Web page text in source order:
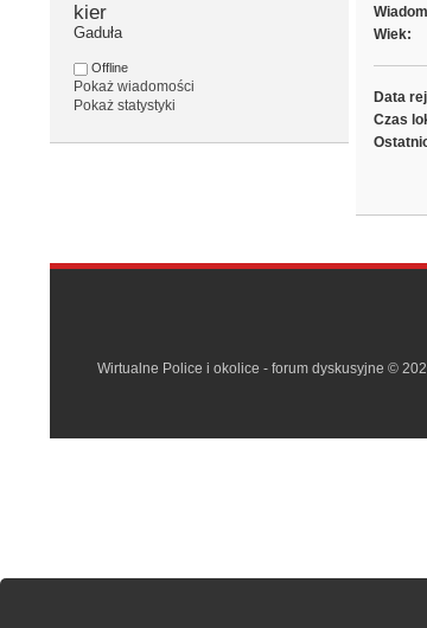
kier
Gaduła
Offline
Pokaż wiadomości
Pokaż statystyki
Wiek:
Data
Czas
Wirtualne Police i okolice - forum dyskusyjne ©